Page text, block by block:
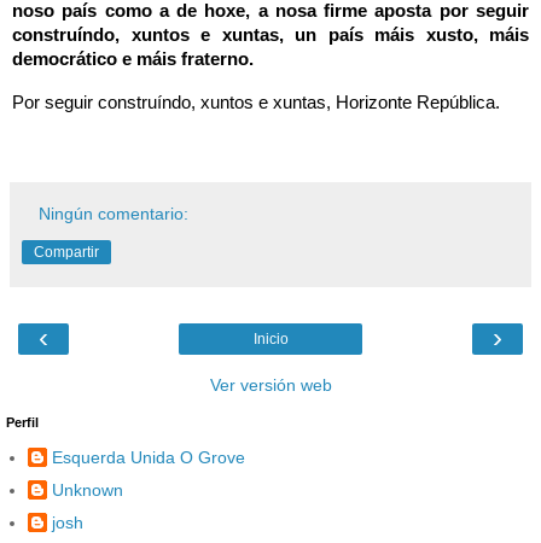
noso país como a de hoxe, a nosa firme aposta por seguir
construíndo, xuntos e xuntas, un país máis xusto, máis
democrático e máis fraterno.
Por seguir construíndo, xuntos e xuntas, Horizonte República.
Ningún comentario:
Compartir
‹ ›
Inicio
Ver versión web
Perfil
Esquerda Unida O Grove
Unknown
josh